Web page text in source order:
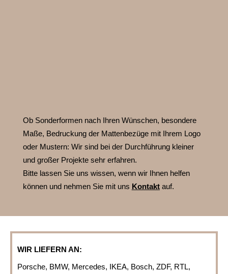
Ob Sonderformen nach Ihren Wünschen, besondere
Maße, Bedruckung der Mattenbezüge mit Ihrem Logo
oder Mustern: Wir sind bei der Durchführung kleiner
und großer Projekte sehr erfahren.
Bitte lassen Sie uns wissen, wenn wir Ihnen helfen
können und nehmen Sie mit uns Kontaktauf.
WIR LIEFERN AN:
Porsche, BMW, Mercedes, IKEA, Bosch, ZDF, RTL,